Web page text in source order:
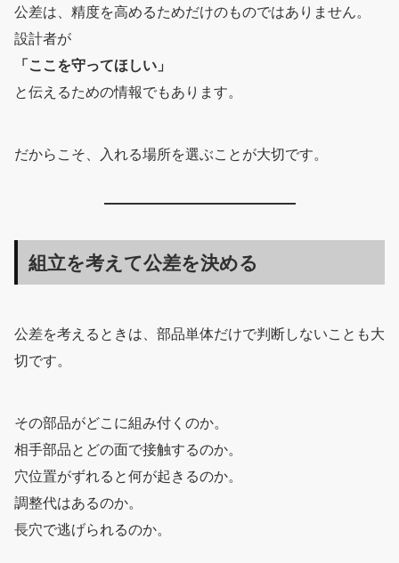
公差は、精度を高めるためだけのものではありません。
設計者が
「ここを守ってほしい」
と伝えるための情報でもあります。
だからこそ、入れる場所を選ぶことが大切です。
組立を考えて公差を決める
公差を考えるときは、部品単体だけで判断しないことも大
切です。
その部品がどこに組み付くのか。
相手部品とどの面で接触するのか。
穴位置がずれると何が起きるのか。
調整代はあるのか。
長穴で逃げられるのか。